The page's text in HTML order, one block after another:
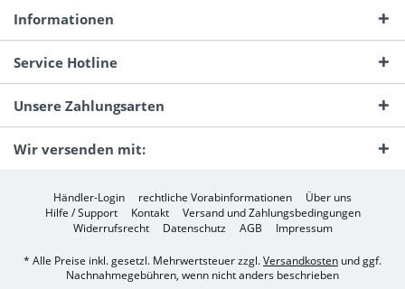
Informationen
Service Hotline
Unsere Zahlungsarten
Wir versenden mit:
Händler-Login rechtliche Vorabinformationen
Über uns
Hilfe / Support
Kontakt
Versand und Zahlungsbedingungen
Widerrufsrecht
Datenschutz AGB Impressum
* Alle Preise inkl. gesetzl. Mehrwertsteuer zzgl.Versandkosten und ggf.
Nachnahmegebühren, wenn nicht anders beschrieben